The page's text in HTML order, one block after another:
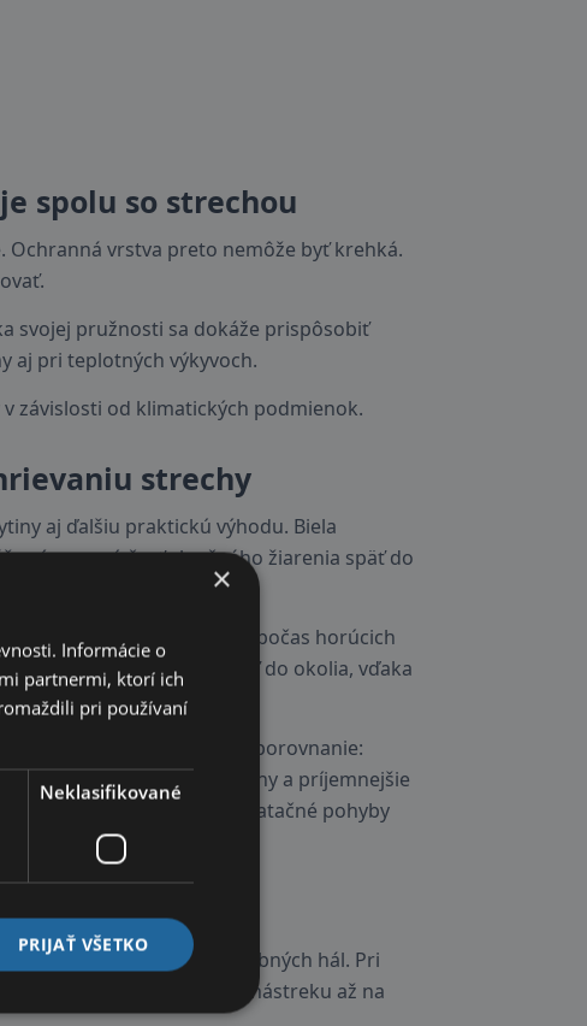
spolu so strechou
vrstva preto nemôže byť krehká.
svojej pružnosti sa dokáže prispôsobiť
aj pri teplotných výkyvoch.
závislosti od klimatických podmienok.
strechy
aj ďalšiu praktickú výhodu. Biela
významnú časť slnečného žiarenia späť do
časť slnečného žiarenia a počas horúcich
energie odráža späť do okolia, vďaka
prehrievanie. Pre porovnanie:
tepelné namáhanie strechy a príjemnejšie
pomáhajú obmedziť dilatačné pohyby
domov, skladov a výrobných hál. Pri
jednu vrstvu ochranného nástreku až na
×
Informácie o
partnermi, ktorí ich
pri používaní
Neklasifikované
PRIJAŤ VŠETKO